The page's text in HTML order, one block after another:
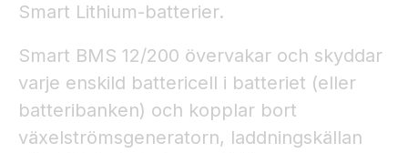
Smart Lithium-batterier.
Smart BMS 12/200 övervakar och skyddar
varje enskild battericell i batteriet (eller
batteribanken) och kopplar bort
växelströmsgeneratorn, laddningskällan